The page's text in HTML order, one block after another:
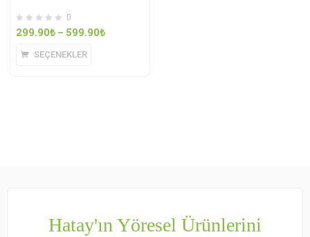
0
299.90₺ – 599.90₺
SEÇENEKLER
Hatay'ın Yöresel Ürünlerini